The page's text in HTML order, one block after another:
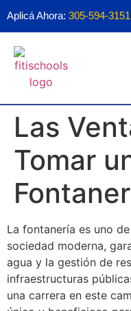
Aplicá Ahora: 305-594-3151
Las
Tomar
La fontanería es uno
sociedad moderna,
agua y la gestión de
infraestructuras
una carrera en este